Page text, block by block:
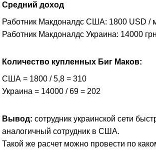
Средний доход
Работник Макдоналдс США: 1800 USD /
Работник Макдоналдс Украина: 14000
Количество купленных Биг Маков:
США = 1800 / 5,8 = 310
Украина = 14000 / 69 = 202
Вывод: сотрудник украинской сети
аналогичный сотрудник в США.
Такой же расчет можно провести по